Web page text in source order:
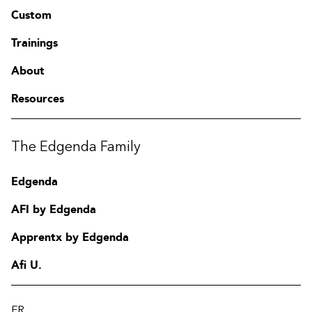
Support
Évaluation de la performance
Custom
Trainings
About
Resources
The Edgenda Family
Edgenda
AFI by Edgenda
Apprentx by Edgenda
Afi U.